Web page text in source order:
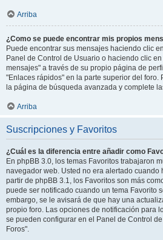
Arriba
¿Como se puede encontrar mis propios
Puede encontrar sus mensajes haciendo clic
Panel de Control de Usuario o haciendo clic
mensajes" a través de su propio página de
"Enlaces rápidos" en la parte superior del foro.
la página de búsqueda avanzada y complete
Arriba
Suscripciones y Favoritos
¿Cuál es la diferencia entre añadir como
En phpBB 3.0, los temas Favoritos trabajaron
navegador web. Usted no era alertado cuando
partir de phpBB 3.1, los Favoritos son más
puede ser notificado cuando un tema Favorito
embargo, se le avisará de que hay una
propio foro. Las opciones de notificación para
se pueden configurar en el Panel de Control
Foros".